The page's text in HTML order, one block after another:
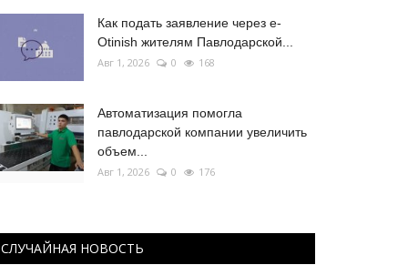
Как подать заявление через e-
Otinish жителям Павлодарской...
Авг 1, 2026 0 168
Автоматизация помогла
павлодарской компании увеличить
объем...
Авг 1, 2026 0 176
СЛУЧАЙНАЯ НОВОСТЬ